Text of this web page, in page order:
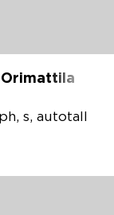
Orimattila
s, autotall